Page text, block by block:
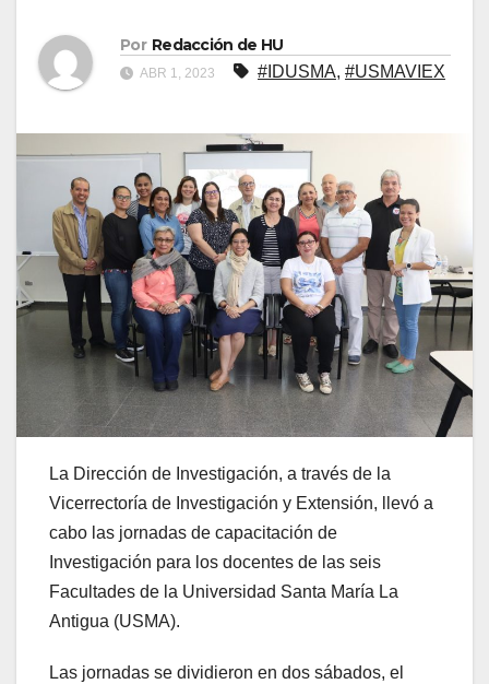
Por Redacción de HU
ABR 1, 2023 #IDUSMA, #USMAVIEX
La Dirección de Investigación, a través de la
Vicerrectoría de Investigación y Extensión, llevó a
cabo las jornadas de capacitación de
Investigación para los docentes de las seis
Facultades de la Universidad Santa María La
Antigua (USMA).
Las jornadas se dividieron en dos sábados, el